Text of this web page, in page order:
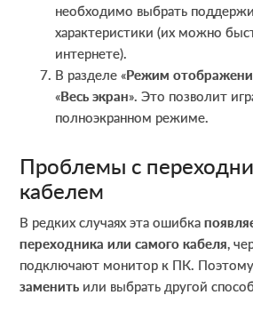
необходимо выбрать
характеристики (их можно
интернете).
В разделе «Режим
«Весь экран». Это позволит
полноэкранном режиме.
Проблемы с
кабелем
В редких случаях эта ошибка
переходника или самого кабеля,
подключают монитор к ПК.
заменить или выбрать другой